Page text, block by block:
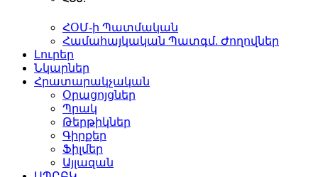
ՀՕՄ-ի Պատմական
Համահայկական Պատգմ. Ժողովներ
Լուրեր
Նկարներ
Հրատարակչական
Օրացոյցներ
Պրակ
Թերթիկներ
Գիրքեր
Ֆիլմեր
Այլազան